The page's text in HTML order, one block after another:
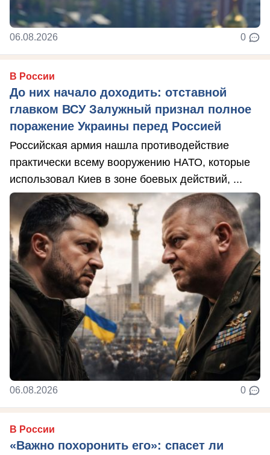
06.08.2026 0
В России
До них начало доходить: отставной
главком ВСУ Залужный признал полное
поражение Украины перед Россией
Российская армия нашла противодействие
практически всему вооружению НАТО, которые
использовал Киев в зоне боевых действий, ...
06.08.2026 0
В России
«Важно похоронить его»: спасет ли